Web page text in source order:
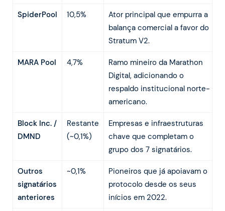
SpiderPool 10,5%
Ator principal que empurra a
balança comercial a favor do
Stratum V2.
MARA Pool 4,7%
Ramo mineiro da Marathon
Digital, adicionando o
respaldo institucional norte-
americano.
Block Inc. /
DMND
Restante
(~0,1%)
Empresas e infraestruturas
chave que completam o
grupo dos 7 signatários.
Outros
signatários
anteriores
~0,1%
Pioneiros que já apoiavam o
protocolo desde os seus
inícios em 2022.